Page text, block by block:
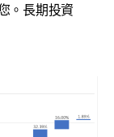
。長期投資